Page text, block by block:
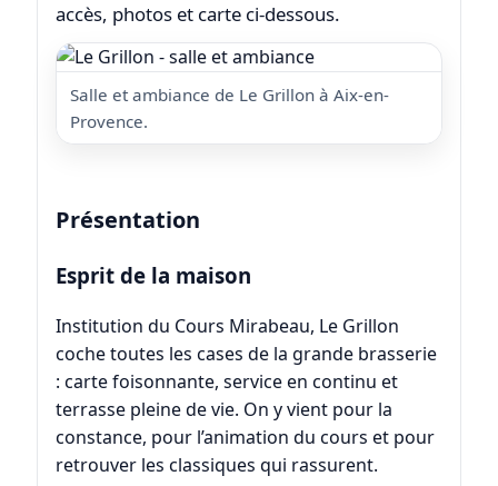
accès, photos et carte ci-dessous.
Salle et ambiance de Le Grillon à Aix-en-
Provence.
Présentation
Esprit de la maison
Institution du Cours Mirabeau, Le Grillon
coche toutes les cases de la grande brasserie
: carte foisonnante, service en continu et
terrasse pleine de vie. On y vient pour la
constance, pour l’animation du cours et pour
retrouver les classiques qui rassurent.